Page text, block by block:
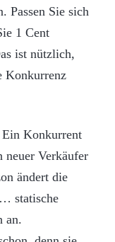
Passen Sie sich
1 Cent
ist nützlich,
Konkurrenz
Konkurrent
neuer Verkäufer
ändert die
statische
an.